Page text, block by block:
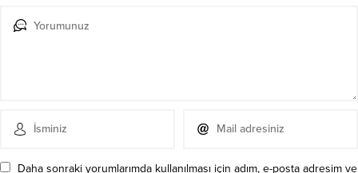
Daha sonraki yorumlarımda kullanılması için adım, e-posta adresim ve